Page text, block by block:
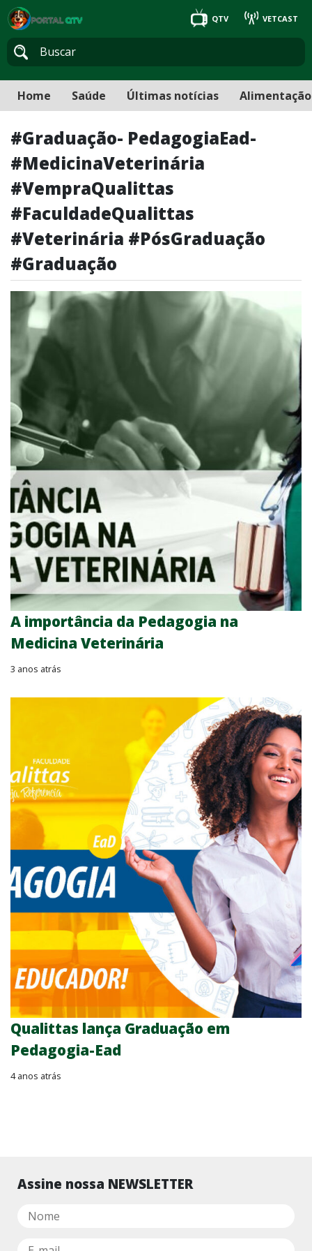
QTV VETCAST
Home Saúde Últimas notícias Alimentação
#Graduação- PedagogiaEad-
#MedicinaVeterinária
#VempraQualittas
#FaculdadeQualittas
#Veterinária #PósGraduação
#Graduação
A importância da Pedagogia na
Medicina Veterinária
3 anos atrás
Qualittas lança Graduação em
Pedagogia-Ead
4 anos atrás
Assine nossa NEWSLETTER